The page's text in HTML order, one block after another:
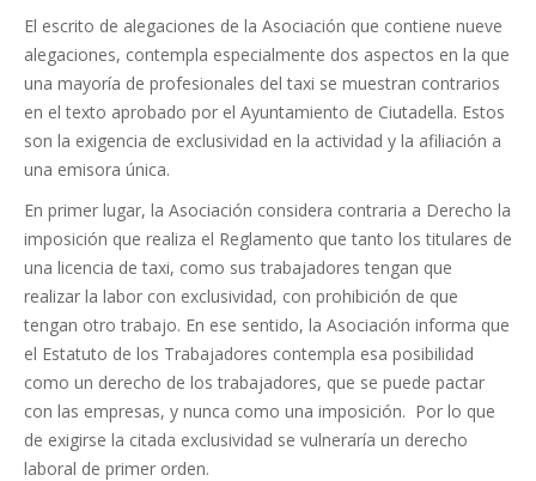
El escrito de alegaciones de la Asociación que contiene nueve
alegaciones, contempla especialmente dos aspectos en la que
una mayoría de profesionales del taxi se muestran contrarios
en el texto aprobado por el Ayuntamiento de Ciutadella. Estos
son la exigencia de exclusividad en la actividad y la afiliación a
una emisora única.
En primer lugar, la Asociación considera contraria a Derecho la
imposición que realiza el Reglamento que tanto los titulares de
una licencia de taxi, como sus trabajadores tengan que
realizar la labor con exclusividad, con prohibición de que
tengan otro trabajo. En ese sentido, la Asociación informa que
el Estatuto de los Trabajadores contempla esa posibilidad
como un derecho de los trabajadores, que se puede pactar
con las empresas, y nunca como una imposición. Por lo que
de exigirse la citada exclusividad se vulneraría un derecho
laboral de primer orden.